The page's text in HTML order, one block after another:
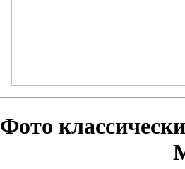
Фото